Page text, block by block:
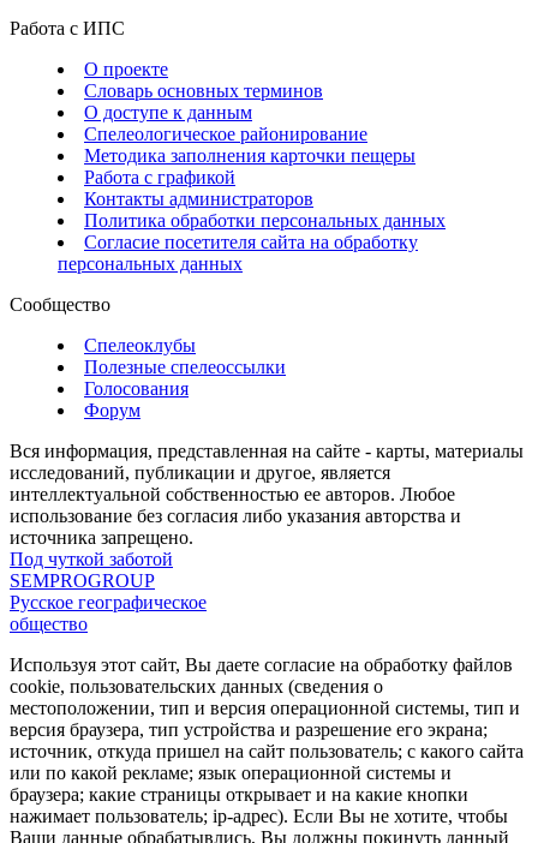
Работа с ИПС
О проекте
Словарь основных терминов
О доступе к данным
Спелеологическое районирование
Методика заполнения карточки пещеры
Работа с графикой
Контакты администраторов
Политика обработки персональных данных
Согласие посетителя сайта на обработку
персональных данных
Сообщество
Спелеоклубы
Полезные спелеоссылки
Голосования
Форум
Вся информация, представленная на сайте - карты, материалы
исследований, публикации и другое, является
интеллектуальной собственностью ее авторов. Любое
использование без согласия либо указания авторства и
источника запрещено.
Под чуткой заботой
SEMPROGROUP
Русское географическое
общество
Используя этот сайт, Вы даете согласие на обработку файлов
cookie, пользовательских данных (сведения о
местоположении, тип и версия операционной системы, тип и
версия браузера, тип устройства и разрешение его экрана;
источник, откуда пришел на сайт пользователь; с какого сайта
или по какой рекламе; язык операционной системы и
браузера; какие страницы открывает и на какие кнопки
нажимает пользователь; ip-адрес). Если Вы не хотите, чтобы
Ваши данные обрабатывлись, Вы должны покинуть данный